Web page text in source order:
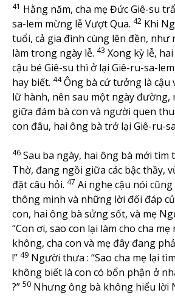
41 Hằng năm, cha mẹ Đức Giê-su
sa-lem mừng lễ Vượt Qua. 42 Khi
tuổi, cả gia đình cùng lên đền,
làm trong ngày lễ. 43 Xong kỳ lễ,
cậu bé Giê-su thì ở lại Giê-ru-sa-
hay biết. 44Ông bà cứ tưởng là cậu
lữ hành, nên sau một ngày đường,
giữa đám bà con và người quen
con đâu, hai ông bà trở lại Giê-ru-
46 Sau ba ngày, hai ông bà mới
Thờ, đang ngồi giữa các bậc thầy,
đặt câu hỏi. 47 Ai nghe cậu nói
thông minh và những lời đối đáp
con, hai ông bà sửng sốt, và mẹ
“Con ơi, sao con lại làm cho cha
không, cha con và mẹ đây đang
!” 49 Người thưa : “Sao cha mẹ lại
không biết là con có bổn phận ở
?” 50 Nhưng ông bà không hiểu lời